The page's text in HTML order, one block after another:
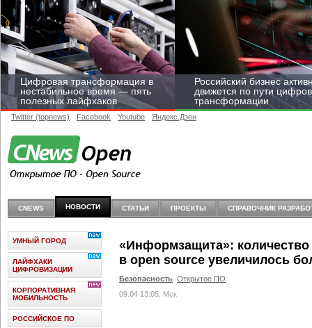
Цифровая трансформация в
нестабильное время — пять
полезных лайфхаков
Российский бизнес
движется по пути
трансформации
цифровизироваться со
скоростью крупных
Twitter (topnews) Facebook Youtube Яндекс.Дзен
CNEWS НОВОСТИ СТАТЬИ ПРОЕКТЫ СПРАВОЧНИК
«Информзащита»:
в open source увеличилось
Безопасность Открытое ПО
09.04 13:05, Мск
УМНЫЙ ГОРОД
ЛАЙФХАКИ
ЦИФРОВИЗАЦИИ
КОРПОРАТИВНАЯ
МОБИЛЬНОСТЬ
РОССИЙСКОЕ ПО